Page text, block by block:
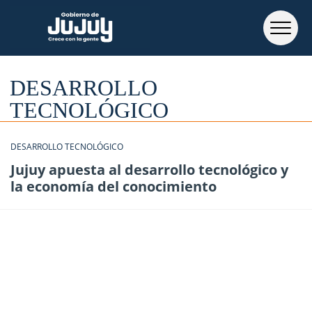
DESARROLLO
TECNOLÓGICO
DESARROLLO TECNOLÓGICO
Jujuy apuesta al desarrollo tecnológico y
la economía del conocimiento